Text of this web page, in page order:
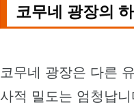
코무네 광장의
코무네 광장은 다른
사적 밀도는 엄청납니